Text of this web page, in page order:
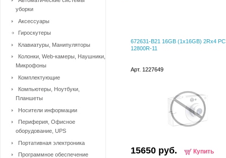
672631-B21 16GB (1x16GB) 2Rx4
12800R-11
Арт. 1227649
15650 руб. Купить
уборки
Аксессуары
Гироскутеры
Клавиатуры, Манипуляторы
Колонки, Web-камеры, Наушники,
Микрофоны
Комплектующие
Компьютеры, Ноутбуки,
Планшеты
Носители информации
Периферия, Офисное
оборудование, UPS
Портативная электроника
Программное обеспечение